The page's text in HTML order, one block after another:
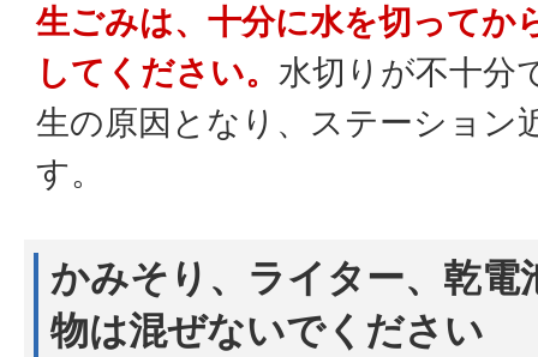
生ごみは、十分に水を切ってか
してください。 水切りが不十分
生の原因となり、ステーション
す。
かみそり、ライター、乾電
物は混ぜないでください